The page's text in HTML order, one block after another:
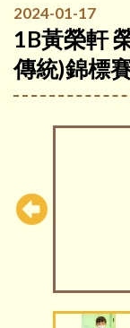
2024-01-17
1B黃榮軒
傳統)錦標